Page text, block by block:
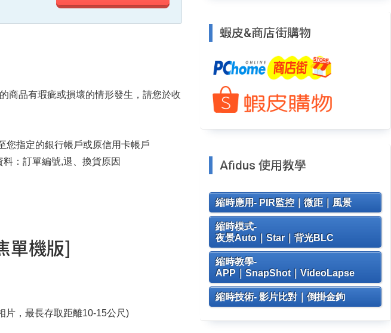
商品有瑕疵或損壞的情形發生，請您於收
您指定的銀行帳戶或原信用卡帳戶
：訂單編號,退、換貨原因
單機版]
片，最長存取距離10-15公尺)
蝦皮&商店街購物
Afidus 使用教學
縮時應用- PIR監控｜微距｜風景
縮時模式-
夜景Auto｜Star｜背光BLC
縮時教學-
APP｜SnapShot｜VideoLapse
縮時技術- 影片比對｜倒掛金鉤